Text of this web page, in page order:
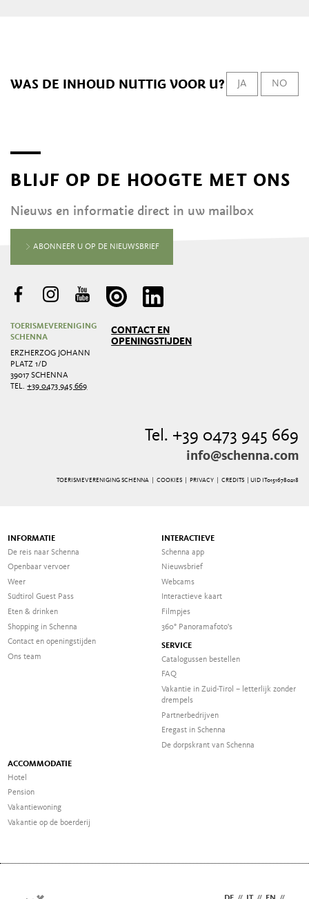
WAS DE INHOUD NUTTIG VOOR U? JA NO
BLIJF OP DE HOOGTE MET ONS
Nieuws en informatie direct in uw mailbox
ABONNEER U OP DE NIEUWSBRIEF
TOERISMEVERENIGING
SCHENNA
ERZHERZOG JOHANN
PLATZ 1/D
39017 SCHENNA
TEL.+39 0473 945 669
CONTACT EN
OPENINGSTIJDEN
Tel. +39 0473 945 669
info@schenna.com
TOERISMEVERENIGING SCHENNA | COOKIES| PRIVACY| CREDITS | UID IT01516780218
INFORMATIE
De reis naar Schenna
Openbaar vervoer
Weer
Südtirol Guest Pass
Eten & drinken
Shopping in Schenna
Contact en openingstijden
Ons team
INTERACTIEVE
Schenna app
Nieuwsbrief
Webcams
Interactieve kaart
Filmpjes
360° Panoramafoto's
SERVICE
Catalogussen bestellen
FAQ
Vakantie in Zuid-Tirol – letterlijk zonder
drempels
Partnerbedrijven
Eregast in Schenna
De dorpskrant van Schenna
ACCOMMODATIE
Hotel
Pension
Vakantiewoning
Vakantie op de boerderij